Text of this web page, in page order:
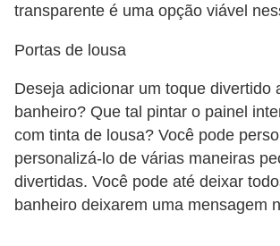
transparente é uma opção viável
Portas de lousa
Deseja adicionar um toque divertido
banheiro? Que tal pintar o painel
com tinta de lousa? Você pode
personalizá-lo de várias maneiras
divertidas. Você pode até deixar
banheiro deixarem uma mensagem